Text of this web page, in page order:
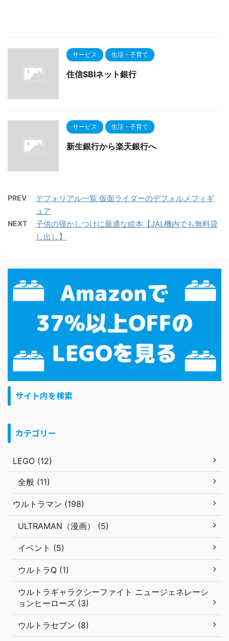
サービス 生活・子育て
住信SBIネット銀行
サービス 生活・子育て
新生銀行から楽天銀行へ
PREV
デフォリアル一覧 仮面ライダーのデフォルメフィギ
ュア
NEXT
子供の寝かしつけに最適な絵本【JAL機内でも無料貸
し出し】
サイト内を検索
カテゴリー
LEGO (12)
全般 (11)
ウルトラマン (198)
ULTRAMAN（漫画） (5)
イベント (5)
ウルトラQ (1)
ウルトラギャラクシーファイト ニュージェネレーシ
ョンヒーローズ (3)
ウルトラセブン (8)